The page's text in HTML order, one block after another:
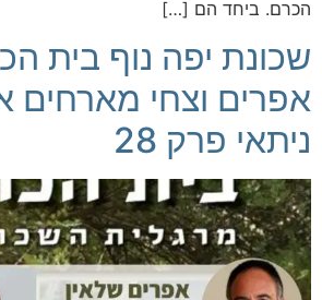
הכרם. ביחד הם […]
שכונת יפה נוף בית
אפרים וצחי מארחים
ניתאי פרק 28